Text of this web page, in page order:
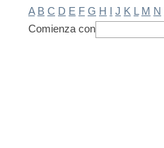
A B C D E F G H I J K L M N
Comienza con